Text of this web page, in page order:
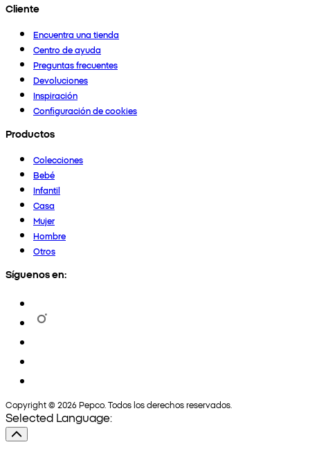
Cliente
Encuentra una tienda
Centro de ayuda
Preguntas frecuentes
Devoluciones
Inspiración
Configuración de cookies
Productos
Colecciones
Bebé
Infantil
Casa
Mujer
Hombre
Otros
Síguenos en:
Copyright © 2026 Pepco. Todos los derechos reservados.
Selected Language: